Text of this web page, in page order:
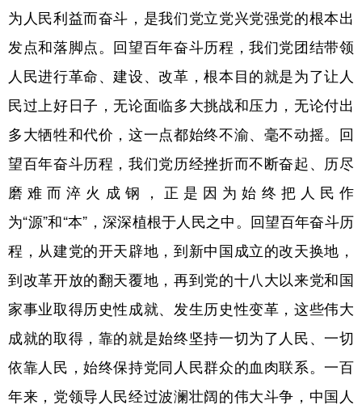
辽宁 吉林 上海 江苏
浙江 安徽 福建 江西
山东 湖北 湖南
四川 贵州 云南 西藏
陕西 甘肃 青海 宁夏
新疆 内蒙古 黑龙江
多语种频道
Русский язык 日本語 한국어
Deutsch Português
为人民利益而奋斗，是我们党立党兴党强党的根本出
发点和落脚点。回望百年奋斗历程，我们党团结带领
人民进行革命、建设、改革，根本目的就是为了让人
民过上好日子，无论面临多大挑战和压力，无论付出
多大牺牲和代价，这一点都始终不渝、毫不动摇。回
望百年奋斗历程，我们党历经挫折而不断奋起、历尽
磨难而淬火成钢，正是因为始终把人民作
为“源”和“本”，深深植根于人民之中。回望百年奋斗历
程，从建党的开天辟地，到新中国成立的改天换地，
到改革开放的翻天覆地，再到党的十八大以来党和国
家事业取得历史性成就、发生历史性变革，这些伟大
成就的取得，靠的就是始终坚持一切为了人民、一切
依靠人民，始终保持党同人民群众的血肉联系。一百
年来，党领导人民经过波澜壮阔的伟大斗争，中国人